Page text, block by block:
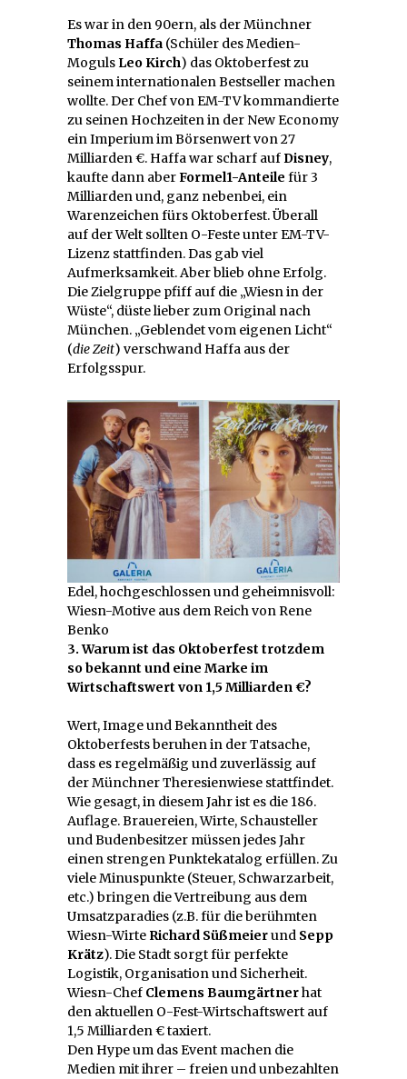
Es war in den 90ern, als der Münchner
Thomas Haffa (Schüler des Medien-
Moguls Leo Kirch) das Oktoberfest zu
seinem internationalen Bestseller machen
wollte. Der Chef von EM-TV kommandierte
zu seinen Hochzeiten in der New Economy
ein Imperium im Börsenwert von 27
Milliarden €. Haffa war scharf aufDisney,
kaufte dann aberFormel1-Anteile für 3
Milliarden und, ganz nebenbei, ein
Warenzeichen fürs Oktoberfest. Überall
auf der Welt sollten O-Feste unter EM-TV-
Lizenz stattfinden. Das gab viel
Aufmerksamkeit. Aber blieb ohne Erfolg.
Die Zielgruppe pfiff auf die „Wiesn in der
Wüste“, düste lieber zum Original nach
München. „Geblendet vom eigenen Licht“
(die Zeit) verschwand Haffa aus der
Erfolgsspur.
Edel, hochgeschlossen und geheimnisvoll:
Wiesn-Motive aus dem Reich von Rene
Benko
3. Warum ist das Oktoberfest trotzdem
so bekannt und eine Marke im
Wirtschaftswert von 1,5 Milliarden €?
Wert, Image und Bekanntheit des
Oktoberfests beruhen in der Tatsache,
dass es regelmäßig und zuverlässig auf
der Münchner Theresienwiese stattfindet.
Wie gesagt, in diesem Jahr ist es die 186.
Auflage. Brauereien, Wirte, Schausteller
und Budenbesitzer müssen jedes Jahr
einen strengen Punktekatalog erfüllen. Zu
viele Minuspunkte (Steuer, Schwarzarbeit,
etc.) bringen die Vertreibung aus dem
Umsatzparadies (z.B. für die berühmten
Wiesn-Wirte Richard Süßmeierund Sepp
Krätz). Die Stadt sorgt für perfekte
Logistik, Organisation und Sicherheit.
Wiesn-Chef Clemens Baumgärtnerhat
den aktuellen O-Fest-Wirtschaftswert auf
1,5 Milliarden € taxiert.
Den Hype um das Event machen die
Medien mit ihrer – freien und unbezahlten